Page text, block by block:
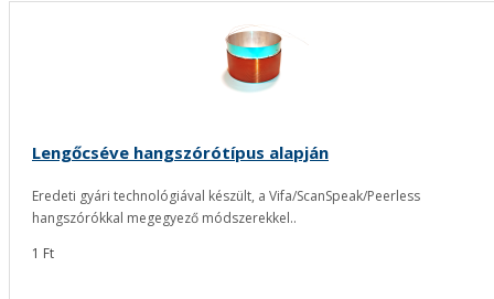
Lengőcséve hangszórótípus alapján
Eredeti gyári technológiával készült, a Vifa/ScanSpeak/Peerless
hangszórókkal megegyező módszerekkel..
1 Ft